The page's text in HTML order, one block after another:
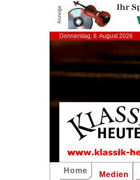
Anzeige
Donnerstag, 6. August 2026
Home Medien